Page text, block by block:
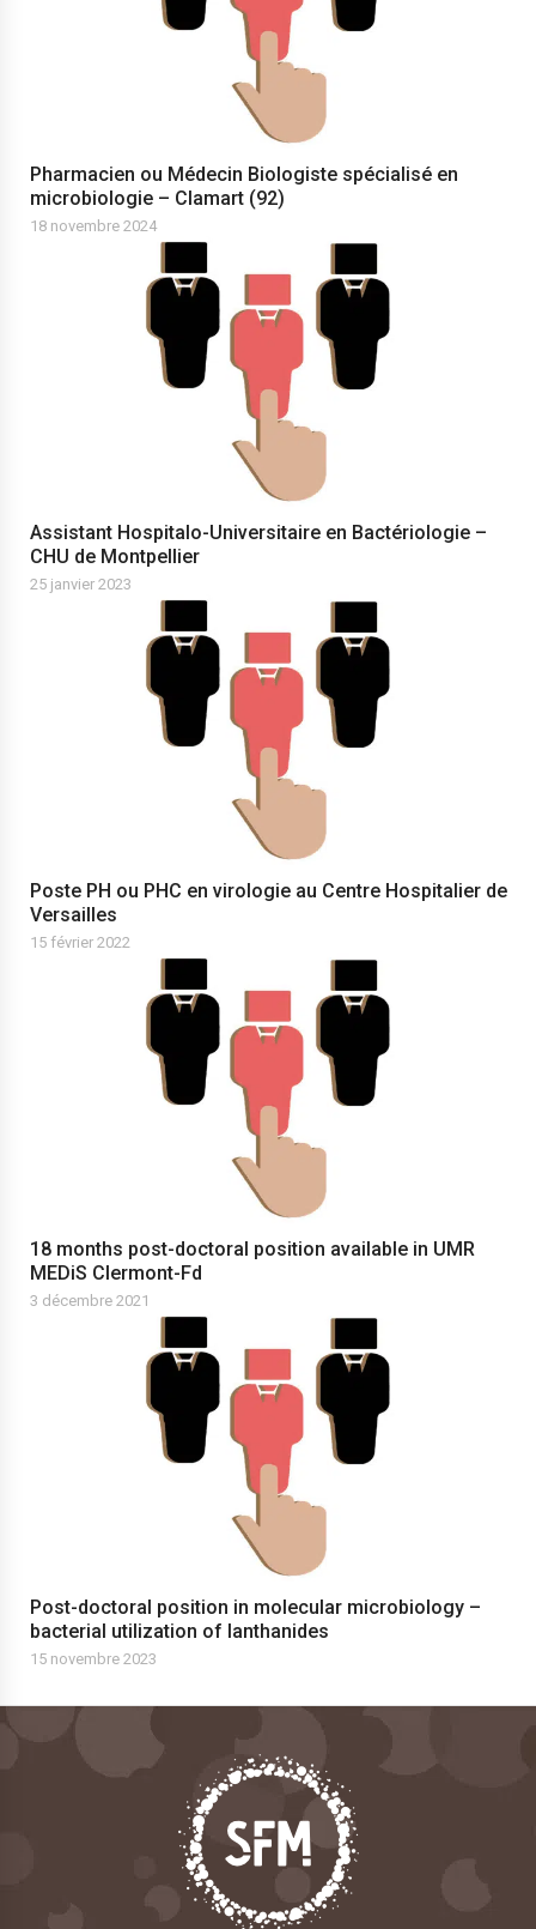
Pharmacien ou Médecin Biologiste spécialisé en
microbiologie – Clamart (92)
18 novembre 2024
Assistant Hospitalo-Universitaire en Bactériologie –
CHU de Montpellier
25 janvier 2023
Poste PH ou PHC en virologie au Centre Hospitalier de
Versailles
15 février 2022
18 months post-doctoral position available in UMR
MEDiS Clermont-Fd
3 décembre 2021
Post-doctoral position in molecular microbiology –
bacterial utilization of lanthanides
15 novembre 2023